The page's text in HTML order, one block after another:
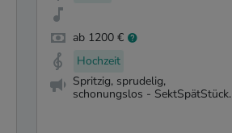
ab 1200 €
Hochzeit
Spritzig, sprudelig,
schonungslos - SektSpätStück.